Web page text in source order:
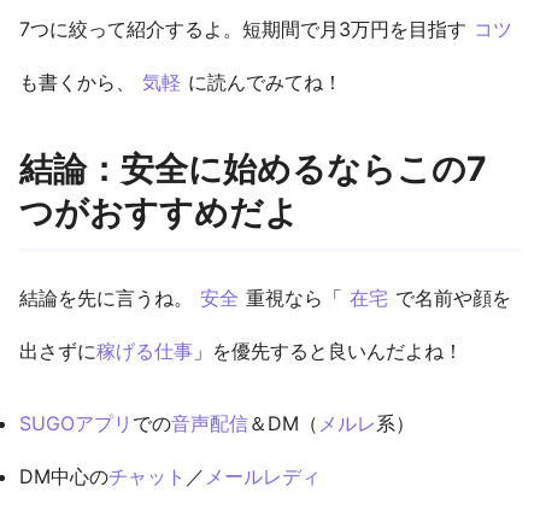
7つに絞って紹介するよ。短期間で月3万円を目指す コツ
も書くから、 気軽 に読んでみてね！
結論：安全に始めるならこの7
つがおすすめだよ
結論を先に言うね。 安全 重視なら「 在宅 で名前や顔を
出さずに稼げる仕事 」を優先すると良いんだよね！
SUGOアプリ での音声配信＆DM（ メルレ系）
DM中心のチャット ／ メールレディ